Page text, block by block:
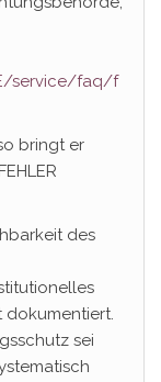
service/faq/f
bringt er
des
dokumentiert.
sei